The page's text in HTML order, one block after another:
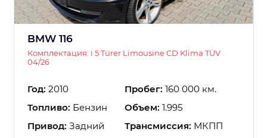
BMW 116
Комплектация: i 5 Türer Limousine CD Klima TÜV
04/26
Год: 2010 Пробег: 160 000 км.
Топливо: Бензин Объем: 1.995
Привод: Задний Трансмиссия: МКПП